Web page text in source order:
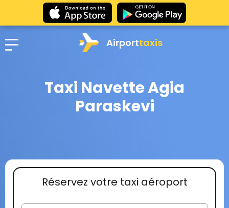
Airporttaxis
Taxi Navette Agia
Paraskevi
Réservez votre taxi aéroport